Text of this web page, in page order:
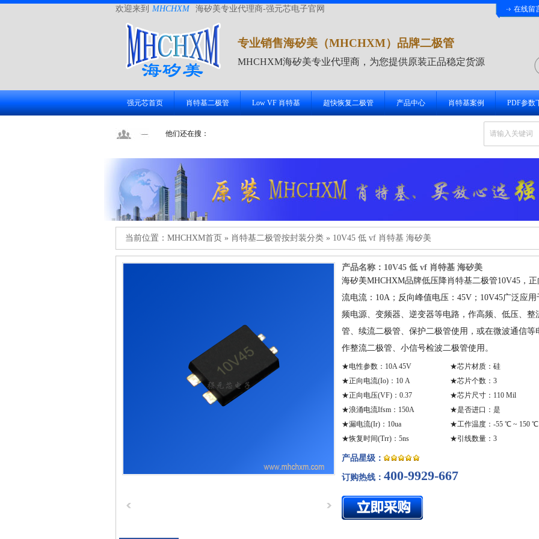
欢迎来到 MHCHXM 海矽美专业代理商-强元芯电子官网 在线留
专业销售海矽美（MHCHXM）品牌二极管
MHCHXM海矽美专业代理商，为您提供原装正品稳定货源
强元芯首页 肖特基二极管 Low VF 肖特基 超快恢复二极管 产品中心 肖特基案例 PDF参数
他们还在搜：
当前位置： MHCHXM首页 » 肖特基二极管按封装分类 » 10V45 低 vf 肖特基 海矽美
产品名称：10V45 低 vf 肖特基 海矽美
海矽美MHCHXM品牌低压降肖特基二极管10V45，正
流电流：10A；反向峰值电压：45V；10V45广泛应用
频电源、变频器、逆变器等电路，作高频、低压、整
管、续流二极管、保护二极管使用，或在微波通信等
作整流二极管、小信号检波二极管使用。
★电性参数 ：10A 45V ★芯片材质 ：硅
★正向电流(Io) ：10 A ★芯片个数 ：3
★正向电压(VF) ：0.37 ★芯片尺寸 ：110 Mil
★浪涌电流Ifsm ：150A ★是否进口 ：是
★漏电流(Ir) ：10ua ★工作温度 ：-55 ℃ ~ 150 ℃
★恢复时间(Trr) ：5ns ★引线数量 ：3
产品星级：
订购热线： 400-9929-667